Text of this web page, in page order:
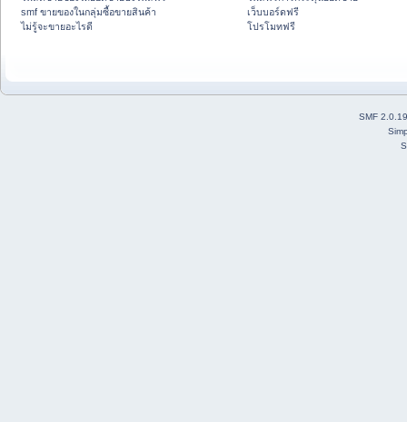
smf ขายของในกลุ่มซื้อขายสินค้า
ไม่รู้จะขายอะไรดี
เว็บบอร์ดฟรี
โปรโมทฟรี
SMF 2.0.19